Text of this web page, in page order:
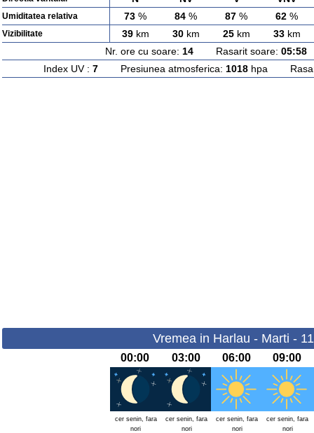
Umiditatea relativa 73 % 84 % 87 % 62 %
Vizibilitate 39km 30km 25km 33km
Nr. ore cu soare: 14Rasarit soare: 05:58
Index UV : 7Presiunea atmosferica: 1018hpa
Vremea in Harlau - Marti -
00:00 03:00 06:00 09:00
cer senin, fara
nori
cer senin, fara
nori
cer senin, fara
nori
cer senin, fara
nori